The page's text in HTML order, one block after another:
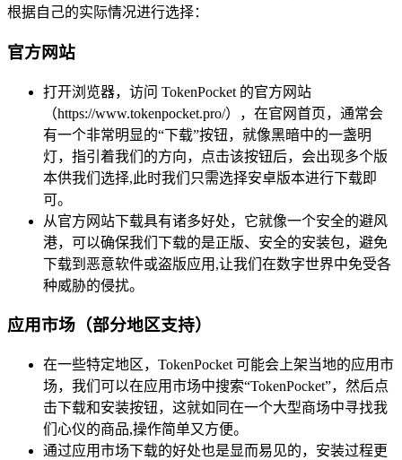
根据自己的实际情况进行选择：
官方网站
打开浏览器，访问 TokenPocket 的官方网站
（https://www.tokenpocket.pro/），在官网首页，通常会
有一个非常明显的“下载”按钮，就像黑暗中的一盏明
灯，指引着我们的方向，点击该按钮后，会出现多个版
本供我们选择,此时我们只需选择安卓版本进行下载即
可。
从官方网站下载具有诸多好处，它就像一个安全的避风
港，可以确保我们下载的是正版、安全的安装包，避免
下载到恶意软件或盗版应用,让我们在数字世界中免受各
种威胁的侵扰。
应用市场（部分地区支持）
在一些特定地区，TokenPocket 可能会上架当地的应用市
场，我们可以在应用市场中搜索“TokenPocket”，然后点
击下载和安装按钮，这就如同在一个大型商场中寻找我
们心仪的商品,操作简单又方便。
通过应用市场下载的好处也是显而易见的，安装过程更